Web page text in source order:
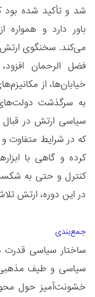
شد و تأکید شده بود
باور دارد و
می‌کند. سخنگوی ارتش
فضل الرحمان
خیابان‌ها،‌ از
به سرگذشت
سیاسی ارتش در قبال
که در شرایط متفاوت و
کرده و گاهی با
کنترل و حتی به
در این دوره، ارتش
جمع‌بندی
ساختار سیاسی قدرت
سیاسی و طیف
خشونت‌آمیز حول